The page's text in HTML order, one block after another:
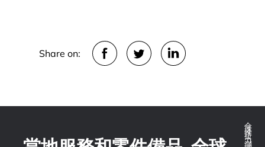
Share on: